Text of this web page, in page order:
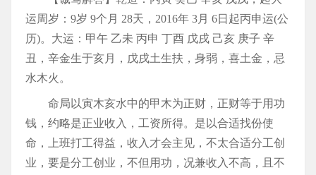
运周岁：9岁 9个月 28天，2016年 3月 6日起丙申运(公
历)。大运：甲午 乙未 丙申 丁酉 戊戌 己亥 庚子 辛
丑，辛金生于亥月，戊戌土生扶，身弱，喜土金，忌
水木火。
命局以寅木亥水中的甲木为正财，正财等于用功
钱，约略是正业收入，工资所得。是以合适找份使
命，上班打工得益，收入才会主见，不太合适分工创
业，要是分工创业，不但用功，况兼收入不高，且不